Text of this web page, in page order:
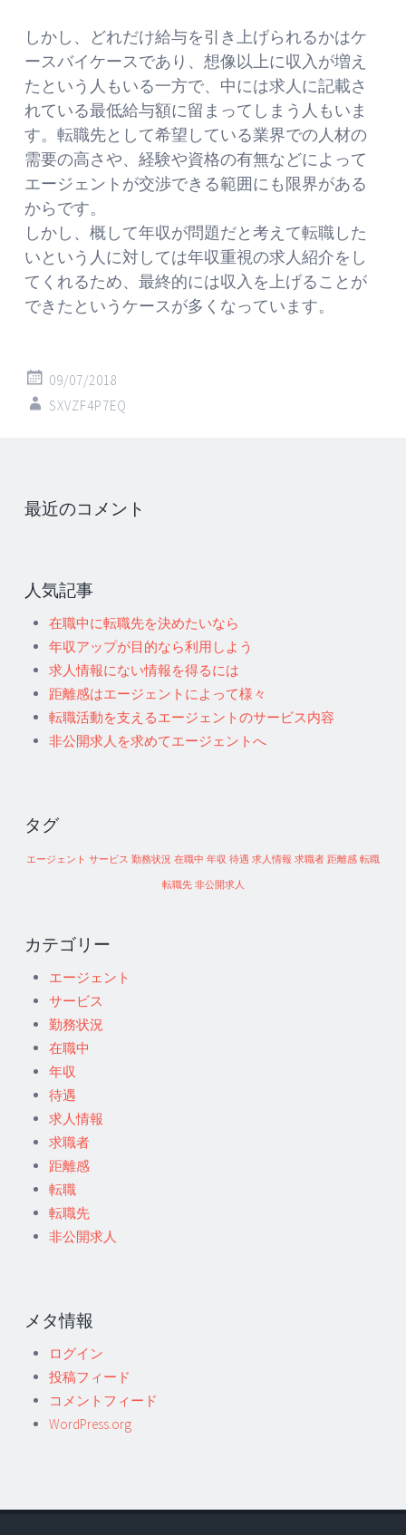
しかし、どれだけ給与を引き上げられるかはケ
ースバイケースであり、想像以上に収入が増え
たという人もいる一方で、中には求人に記載さ
れている最低給与額に留まってしまう人もいま
す。転職先として希望している業界での人材の
需要の高さや、経験や資格の有無などによって
エージェントが交渉できる範囲にも限界がある
からです。
しかし、概して年収が問題だと考えて転職した
いという人に対しては年収重視の求人紹介をし
てくれるため、最終的には収入を上げることが
できたというケースが多くなっています。
09/07/2018
SXVZF4P7EQ
最近のコメント
人気記事
在職中に転職先を決めたいなら
年収アップが目的なら利用しよう
求人情報にない情報を得るには
距離感はエージェントによって様々
転職活動を支えるエージェントのサービス内容
非公開求人を求めてエージェントへ
タグ
エージェント サービス 勤務状況 在職中 年収 待遇 求人情報 求職者 距離感 転職
転職先 非公開求人
カテゴリー
エージェント
サービス
勤務状況
在職中
年収
待遇
求人情報
求職者
距離感
転職
転職先
非公開求人
メタ情報
ログイン
投稿フィード
コメントフィード
WordPress.org